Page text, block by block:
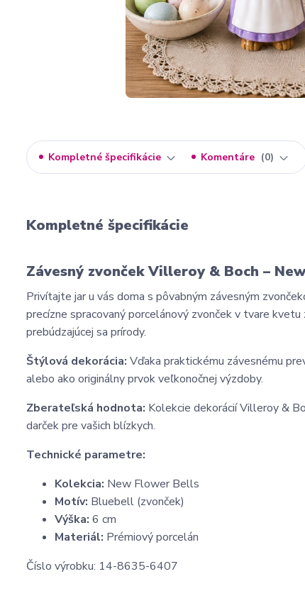
Kompletné špecifikácie Komentáre 0
Kompletné špecifikácie
Závesný zvonček Villeroy & Boch –
Privítajte jar u vás doma s pôvabným závesným
precízne spracovaný porcelánový zvonček v tvare
prebúdzajúcej sa prírody.
Štýlová dekorácia: Vďaka praktickému závesnému
alebo ako originálny prvok veľkonočnej výzdoby.
Zberateľská hodnota: Kolekcie dekorácií Villeroy &
darček pre vašich blízkych.
Technické parametre:
Kolekcia: New Flower Bells
Motív: Bluebell (zvonček)
Výška: 6 cm
Materiál: Prémiový porcelán
Číslo výrobku: 14-8635-6407